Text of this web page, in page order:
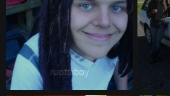
ruotsiboy